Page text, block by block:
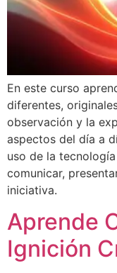
En este curso
diferentes,
observación y la
aspectos del día a
uso de la
comunicar,
iniciativa.
Aprende
Ignición